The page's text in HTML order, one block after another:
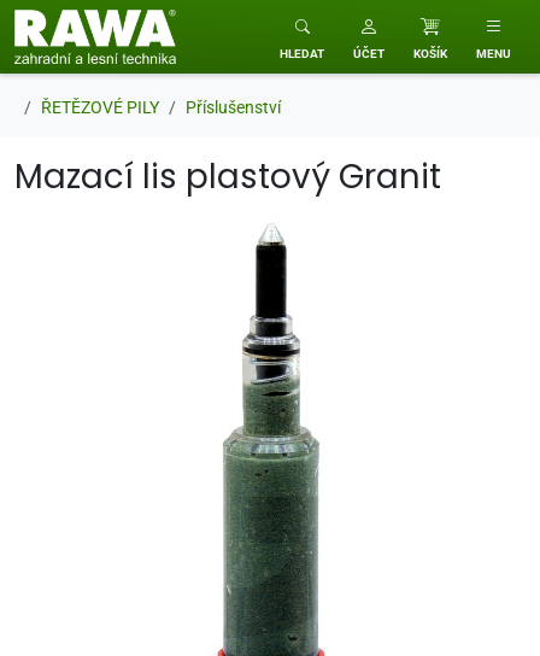
RAWA zahradní a lesní technika
HLEDAT ÚČET KOŠÍK MENU
ŘETĚZOVÉ PILY Příslušenství
Mazací lis plastový Granit